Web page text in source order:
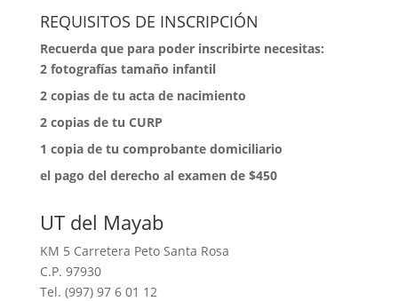
REQUISITOS DE INSCRIPCIÓN
Recuerda que para poder inscribirte necesitas:
2 fotografías tamaño infantil
⁠2 copias de tu acta de nacimiento
⁠2 copias de tu CURP
⁠1 copia de tu comprobante domiciliario
⁠el pago del derecho al examen de $450
UT del Mayab
KM 5 Carretera Peto Santa Rosa
C.P. 97930
Tel. (997) 97 6 01 12